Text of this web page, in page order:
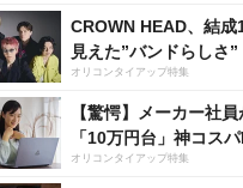
CROWN HEAD、結成
見えた”バンドらしさ”
オリコンタイアップ特集
【驚愕】メーカー社
「10万円台」神コス
オリコンタイアップ特集